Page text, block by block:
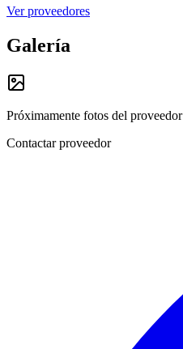
Ver proveedores
Galería
Próximamente fotos del proveedor
Contactar proveedor